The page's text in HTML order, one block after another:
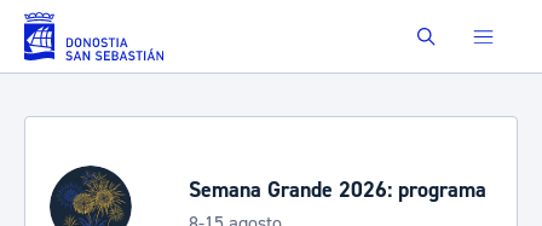
Saltar al contenido principal Buscar
Semana Grande 2026: programa